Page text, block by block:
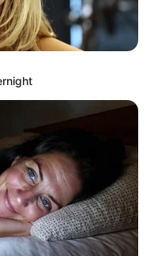
โดย อ.คฑา ชินบัญชร